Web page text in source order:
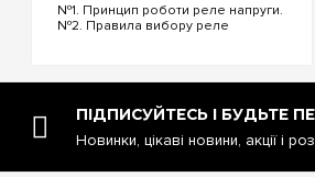
№1. Принцип роботи реле напруги.
№2. Правила вибору реле
Fi. №5. Реле напруги чи
стабілізатор: що ...
ПІДПИСУЙТЕСЬ І БУДЬТЕ
Новинки, цікаві новини, акції і